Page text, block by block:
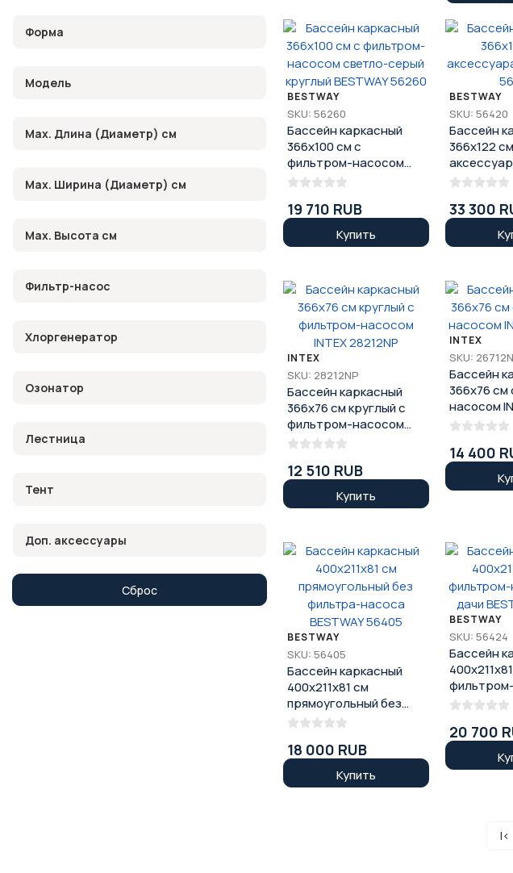
Форма
Модель
Max. Длина (Диаметр) см
Max. Ширина (Диаметр) см
Max. Высота см
Фильтр-насос
Хлоргенератор
Озонатор
Лестница
Тент
Доп. аксессуары
Сброс
BESTWAY
SKU: 56260
Бассейн каркасный
366x100 см с
фильтром-насосом
светло-серый круглый
19 710 RUB
Купить
BESTWAY
SKU: 56420
Бассейн
366x122
BESTWAY
33 300
INTEX
SKU: 28212NP
Бассейн каркасный
366х76 см круглый с
фильтром-насосом
INTEX 28212NP
12 510 RUB
Купить
INTEX
SKU:
Бассейн
366х76
насосом
26712NP
14 400
BESTWAY
SKU: 56405
Бассейн каркасный
400x211x81 см
прямоугольный без
фильтра-насоса
18 000 RUB
Купить
BESTWAY
SKU: 56424
Бассейн
для дачи
20 700
|<